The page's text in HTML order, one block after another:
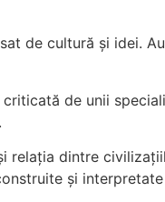
de cultură și idei.
de unii
dintre
și